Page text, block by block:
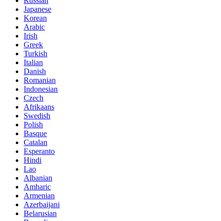
Japanese
Korean
Arabic
Irish
Greek
Turkish
Italian
Danish
Romanian
Indonesian
Czech
Afrikaans
Swedish
Polish
Basque
Catalan
Esperanto
Hindi
Lao
Albanian
Amharic
Armenian
Azerbaijani
Belarusian